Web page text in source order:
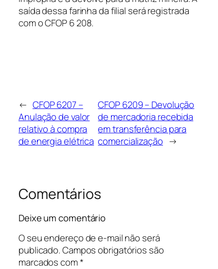
saída dessa farinha da filial será registrada
com o CFOP 6 208.
← CFOP 6207 –
Anulação de valor
relativo à compra
de energia elétrica
CFOP 6209 – Devolução
de mercadoria recebida
em transferência para
comercialização →
Comentários
Deixe um comentário
O seu endereço de e-mail não será
publicado.Campos obrigatórios são
marcados com*